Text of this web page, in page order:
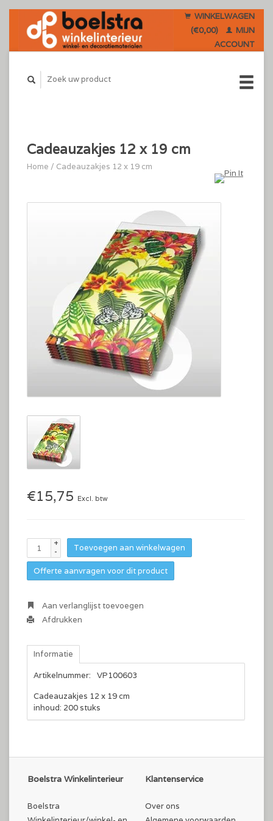
WINKELWAGEN
(€0,00)
MIJN
ACCOUNT
Cadeauzakjes 12 x 19 cm
Home / Cadeauzakjes 12 x 19 cm
€15,75 Excl. btw
+
-
Toevoegen aan winkelwagen
Offerte aanvragen voor dit product
Aan verlanglijst toevoegen
Afdrukken
Informatie
Artikelnummer:
VP100603
Cadeauzakjes 12 x 19 cm
inhoud: 200 stuks
Boelstra Winkelinterieur
Boelstra
Klantenservice
Over ons